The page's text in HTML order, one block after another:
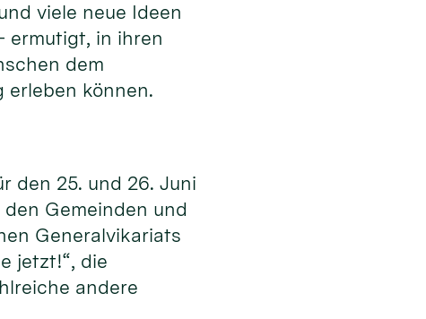
viele neue Ideen
ermutigt, in ihren
dem
erleben können.
den 25. und 26. Juni
Gemeinden und
Generalvikariats
jetzt!“, die
andere